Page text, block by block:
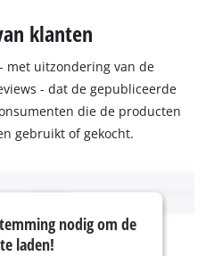
klanten
met uitzondering van de
- dat de gepubliceerde
die de producten
gebruikt of gekocht.
nodig om de
laden!